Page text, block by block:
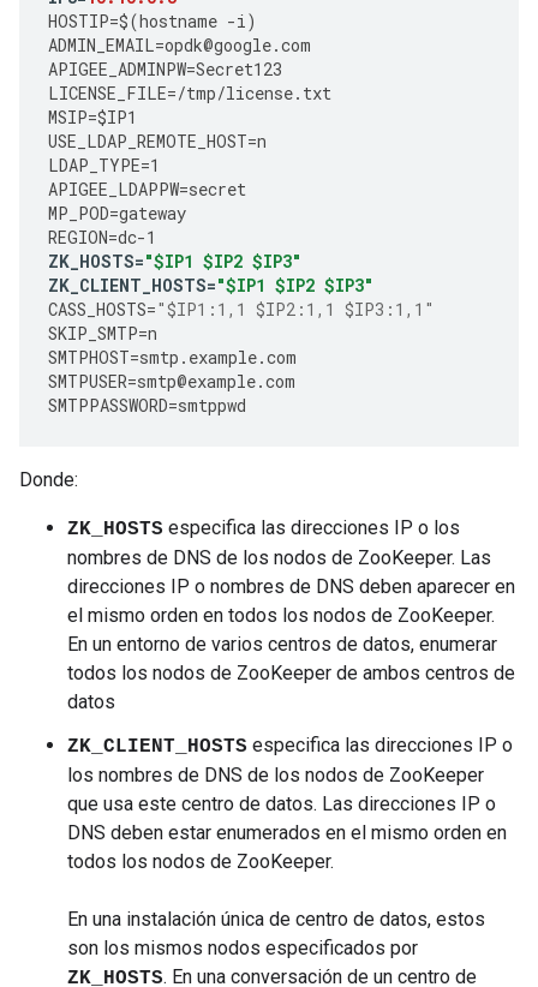
HOSTIP=$(hostname -i)
ADMIN_EMAIL=opdk@google.com
APIGEE_ADMINPW=Secret123
LICENSE_FILE=/tmp/license.txt
MSIP=$IP1
USE_LDAP_REMOTE_HOST=n
LDAP_TYPE=1
APIGEE_LDAPPW=secret
MP_POD=gateway
REGION=dc-1
ZK_HOSTS="$IP1 $IP2 $IP3"
ZK_CLIENT_HOSTS="$IP1 $IP2 $IP3"
CASS_HOSTS="$IP1:1,1 $IP2:1,1 $IP3:1,1"
SKIP_SMTP=n
SMTPHOST=smtp . example.com
SMTPUSER=smtp@example.com
SMTPPASSWORD=smtppwd
Donde:
ZK_HOSTS especifica las direcciones IP o los
nombres de DNS de los nodos de ZooKeeper. Las
direcciones IP o nombres de DNS deben aparecer en
el mismo orden en todos los nodos de ZooKeeper.
En un entorno de varios centros de datos, enumerar
todos los nodos de ZooKeeper de ambos centros de
datos
ZK_CLIENT_HOSTS especifica las direcciones IP o
los nombres de DNS de los nodos de ZooKeeper
que usa este centro de datos. Las direcciones IP o
DNS deben estar enumerados en el mismo orden en
todos los nodos de ZooKeeper.
En una instalación única de centro de datos, estos
son los mismos nodos especificados por
ZK_HOSTS. En una conversación de un centro de